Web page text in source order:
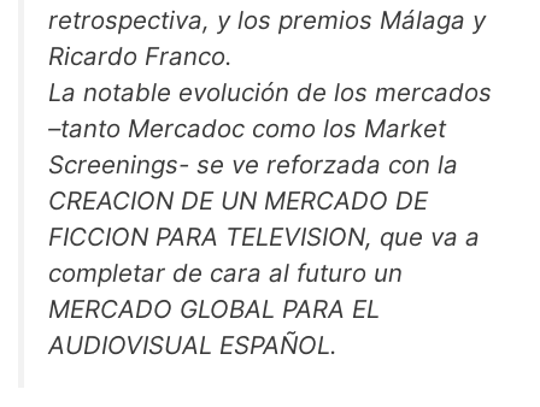
retrospectiva, y los premios Málaga y
Ricardo Franco.
La notable evolución de los mercados
–tanto Mercadoc como los Market
Screenings- se ve reforzada con la
CREACION DE UN MERCADO DE
FICCION PARA TELEVISION, que va a
completar de cara al futuro un
MERCADO GLOBAL PARA EL
AUDIOVISUAL ESPAÑOL.